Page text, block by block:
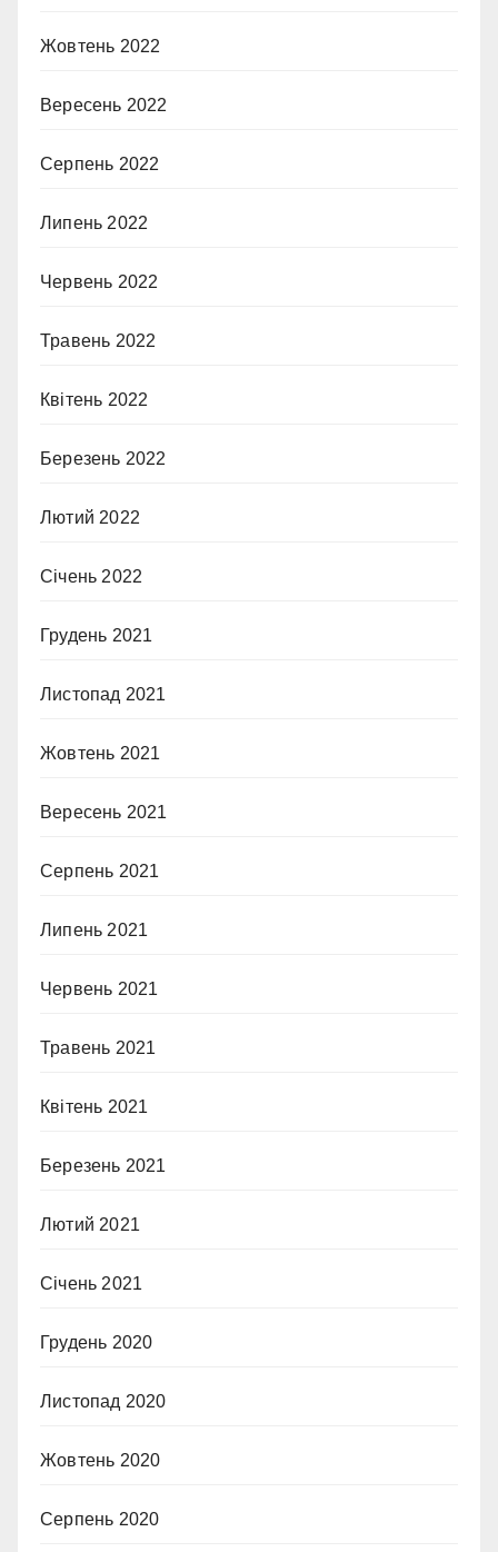
Жовтень 2022
Вересень 2022
Серпень 2022
Липень 2022
Червень 2022
Травень 2022
Квітень 2022
Березень 2022
Лютий 2022
Січень 2022
Грудень 2021
Листопад 2021
Жовтень 2021
Вересень 2021
Серпень 2021
Липень 2021
Червень 2021
Травень 2021
Квітень 2021
Березень 2021
Лютий 2021
Січень 2021
Грудень 2020
Листопад 2020
Жовтень 2020
Серпень 2020